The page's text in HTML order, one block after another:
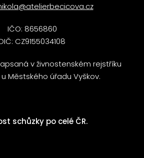
IČO: 8656860
CZ9155034108
v živnostenském rejstříku
Městského úřadu Vyškov.
schůzky po celé ČR.